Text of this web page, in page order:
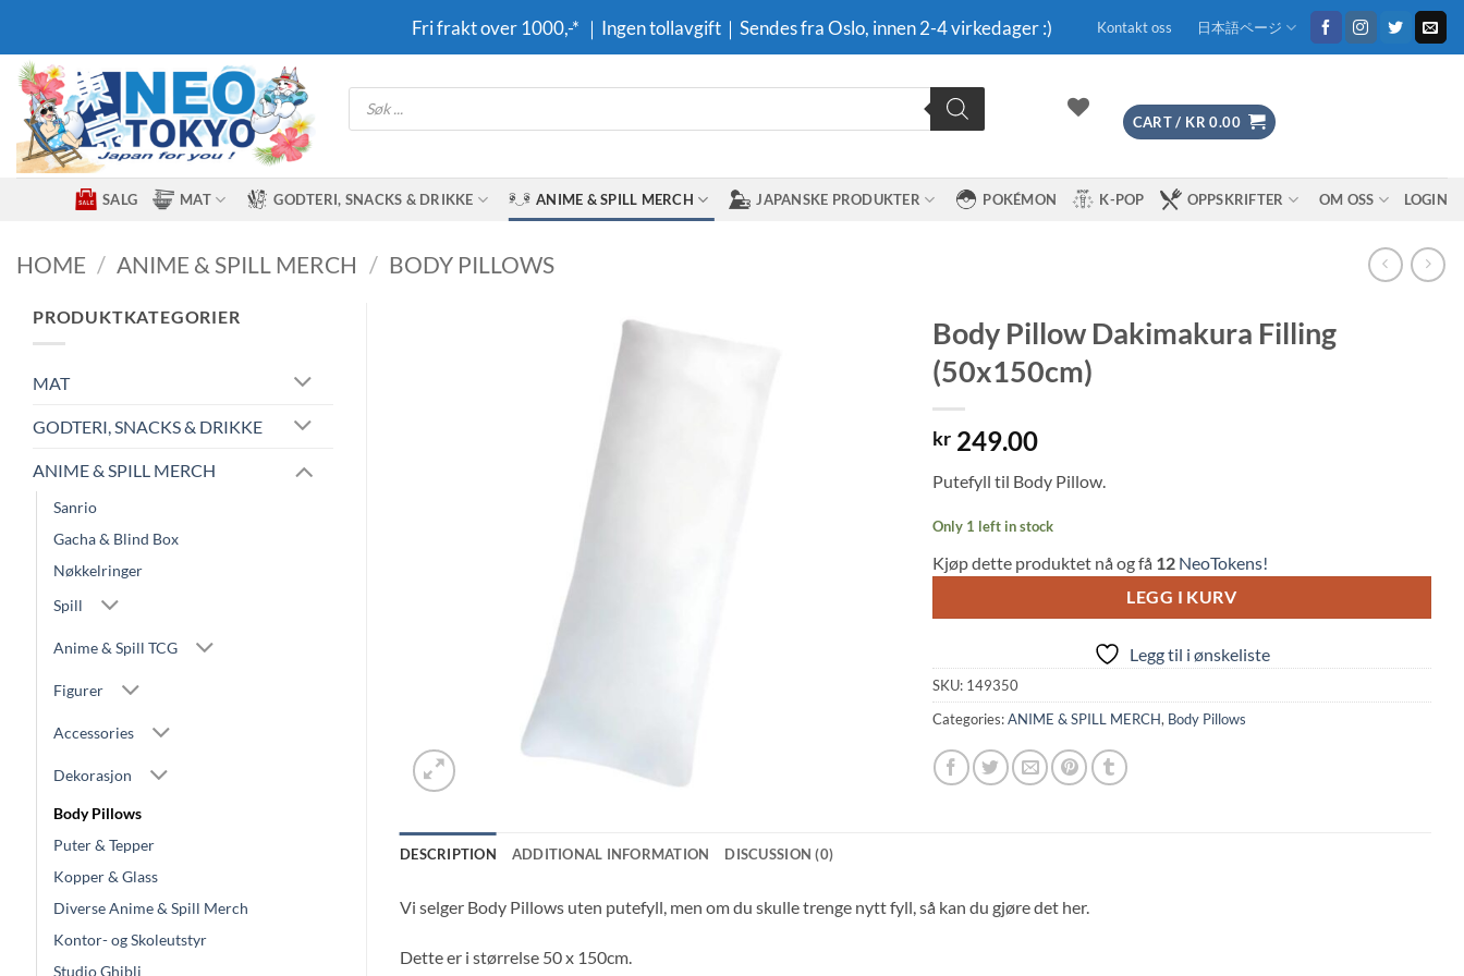
content
Fri frakt over 1000,-* ｜Ingen tollavgift｜Sendes fra Oslo, innen 2-4 virkedager :) Kontakt oss 日本語ページ
Products
search
CART / KR 0.00
SALG MAT GODTERI, SNACKS & DRIKKE ANIME & SPILL MERCH JAPANSKE PRODUKTER POKÉMON K-POP OPPSKRIFTER OM OSS LOGIN
HOME / ANIME & SPILL MERCH / BODY PILLOWS
PRODUKTKATEGORIER
MAT
GODTERI, SNACKS & DRIKKE
ANIME & SPILL MERCH
Sanrio
Gacha & Blind Box
Nøkkelringer
Spill
Anime & Spill TCG
Figurer
Accessories
Dekorasjon
Body Pillows
Puter & Tepper
Kopper & Glass
Diverse Anime & Spill Merch
Kontor- og Skoleutstyr
Studio Ghibli
Body Pillow Dakimakura Filling
(50x150cm)
kr249.00
Putefyll til Body Pillow.
Only 1 left in stock
Kjøp dette produktet nå og få 12NeoTokens!
LEGG I KURV
Legg til i ønskeliste
SKU: 149350
Categories:ANIME & SPILL MERCH, Body Pillows
DESCRIPTION ADDITIONAL INFORMATION DISCUSSION (0)
Vi selger Body Pillows uten putefyll, men om du skulle trenge nytt fyll, så kan du gjøre det her.
Dette er i størrelse 50 x 150cm.